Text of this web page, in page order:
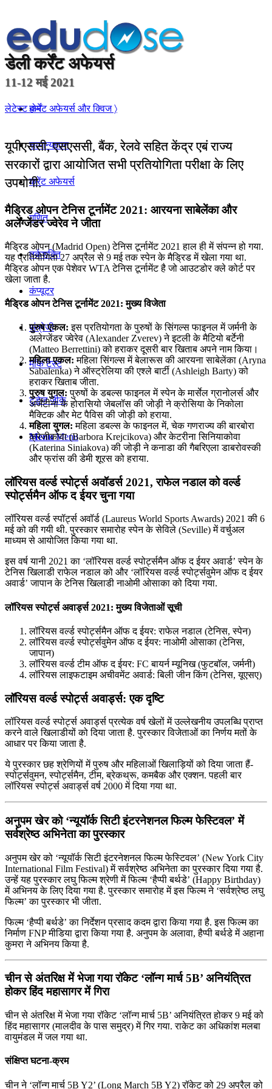
होम
सामान्यज्ञान
करेंट अफेयर्स
गणित
तर्कशक्ति
कंप्यूटर
अंग्रेजी
मॉक टेस्ट
टुडेज जीके
Menu Menu
डेली कर्रेंट अफेयर्स
11-12 मई 2021
लेटेस्ट कर्रेंट अफेयर्स और क्विज 〉
यूपीएससी, एसएससी, बैंक, रेलवे सहित केंद्र एबं राज्य
सरकारों द्वारा आयोजित सभी प्रतियोगिता परीक्षा के लिए
उपयोगी.
मैड्रिड ओपन टेनिस टूर्नामेंट 2021: आरयना साबेलेंका और
अलेग्जेंडर ज्वेरेव ने जीता
मैड्रिड ओपन (Madrid Open) टेनिस टूर्नामेंट 2021 हाल ही में संपन्न हो गया.
यह प्रतियोगिता 27 अप्रैल से 9 मई तक स्पेन के मैड्रिड में खेला गया था.
मैड्रिड ओपन एक पेशेवर WTA टेनिस टूर्नामेंट है जो आउटडोर क्ले कोर्ट पर
खेला जाता है.
मैड्रिड ओपन टेनिस टूर्नामेंट 2021: मुख्य विजेता
पुरुष एकल: इस प्रतियोगता के पुरुषों के सिंगल्स फाइनल में जर्मनी के
अलेग्जेंडर ज्वेरेव (Alexander Zverev) ने इटली के मैटियो बर्टेनी
(Matteo Berrettini) को हराकर दूसरी बार खिताब अपने नाम किया।
महिला एकल: महिला सिंगल्स में बेलारूस की आरयना साबेलेंका (Aryna
Sabalenka) ने ऑस्ट्रेलिया की एश्ले बार्टी (Ashleigh Barty) को
हराकर खिताब जीता.
पुरुष युगल: पुरुषों के डबल्स फाइनल में स्पेन के मार्सेल ग्रानोलर्स और
अर्जेंटीना के होरासियो जेबलॉस की जोड़ी ने क्रोसिया के निकोला
मैक्टिक और मेट पैविस की जोड़ी को हराया.
महिला युगल: महिला डबल्स के फाइनल में, चेक गणराज्य की बारबोरा
क्रेजीकोवा (Barbora Krejcikova) और केटरीना सिनियाकोवा
(Katerina Siniakova) की जोड़ी ने कनाडा की गैबरिएला डाबरोवस्की
और फ्रांस की डेमी शूरस को हराया.
लॉरियस वर्ल्ड स्पोर्ट्स अवॉडर्स 2021, राफेल नडाल को वर्ल्ड
स्पोर्ट्समैन ऑफ द ईयर चुना गया
लॉरियस वर्ल्ड स्पॉर्ट्स अवॉर्ड (Laureus World Sports Awards) 2021 की 6
मई को की गयी थी. पुरस्कार समारोह स्पेन के सेविले (Seville) में वर्चुअल
माध्यम से आयोजित किया गया था.
इस वर्ष यानी 2021 का ‘लॉरियस वर्ल्ड स्पोर्ट्समैन ऑफ द ईयर अवार्ड’ स्पेन के
टेनिस खिलाडी राफेल नडाल को और ‘लॉरियस वर्ल्ड स्पोर्ट्सवुमेन ऑफ द ईयर
अवार्ड’ जापान के टेनिस खिलाडी नाओमी ओसाका को दिया गया.
लॉरियस स्पोर्ट्स अवार्ड्स 2021: मुख्य विजेताओं सूची
लॉरियस वर्ल्ड स्पोर्ट्समैन ऑफ द ईयर: राफेल नडाल (टेनिस, स्पेन)
लॉरियस वर्ल्ड स्पोर्ट्सवुमेन ऑफ द ईयर: नाओमी ओसाका (टेनिस,
जापान)
लॉरियस वर्ल्ड टीम ऑफ द ईयर: FC बायर्न म्यूनिख (फुटबॉल, जर्मनी)
लॉरियस लाइफटाइम अचीवमेंट अवार्ड: बिली जीन किंग (टेनिस, यूएसए)
लॉरियस वर्ल्ड स्पोर्ट्स अवार्ड्स: एक दृष्टि
लॉरियस वर्ल्ड स्पोर्ट्स अवार्ड्स प्रत्येक वर्ष खेलों में उल्लेखनीय उपलब्धि प्राप्त
करने वाले खिलाडीयों को दिया जाता है. पुरस्कार विजेताओं का निर्णय मतों के
आधार पर किया जाता है.
ये पुरस्कार छह श्रेणियों में पुरुष और महिलाओं खिलाड़ियों को दिया जाता हैं-
स्पोर्ट्सवुमन, स्पोर्ट्समैन, टीम, ब्रेकथ्रू, कमबैक और एक्शन. पहली बार
लॉरियस स्पोर्ट्स अवार्ड्स वर्ष 2000 में दिया गया था.
अनुपम खेर को ‘न्यूयॉर्क सिटी इंटरनेशनल फिल्म फेस्टिवल’ में
सर्वश्रेष्ठ अभिनेता का पुरस्कार
अनुपम खेर को ‘न्यूयॉर्क सिटी इंटरनेशनल फिल्म फेस्टिवल’ (New York City
International Film Festival) में सर्वश्रेष्ठ अभिनेता का पुरस्कार दिया गया है.
उन्हें यह पुरस्कार लघु फिल्म श्रेणी में फिल्म ‘हैप्पी बर्थडे’ (Happy Birthday)
में अभिनय के लिए दिया गया है. पुरस्कार समारोह में इस फिल्म ने ‘सर्वश्रेष्ठ लघु
फिल्म’ का पुरस्कार भी जीता.
फिल्म ‘हैप्पी बर्थडे’ का निर्देशन प्रसाद कदम द्वारा किया गया है. इस फिल्म का
निर्माण FNP मीडिया द्वारा किया गया है. अनुपम के अलावा, हैप्पी बर्थडे में अहाना
कुमरा ने अभिनय किया है.
चीन से अंतरिक्ष में भेजा गया रॉकेट ‘लॉन्ग मार्च 5B’ अनियंत्रित
होकर हिंद महासागर में गिरा
चीन से अंतरिक्ष में भेजा गया रॉकेट ‘लॉन्ग मार्च 5B’ अनियंत्रित होकर 9 मई को
हिंद महासागर (मालदीव के पास समुद्र) में गिर गया. राकेट का अधिकांश मलबा
वायुमंडल में जल गया था.
संक्षिप्त घटना-क्रम
चीन ने ‘लॉन्ग मार्च 5B Y2’ (Long March 5B Y2) रॉकेट को 29 अप्रैल को